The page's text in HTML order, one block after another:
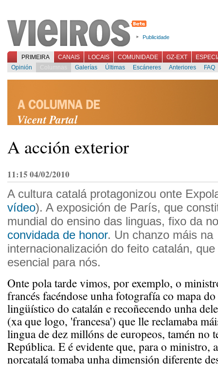
Publicidade
PRIMEIRA CANAIS LOCAIS COMUNIDADE GZ-EXT
Opinión
Columnas Galerías Últimas Escáneres Anteriores FAQ
Vicent Partal
A acción exterior
11:15 04/02/2010
A cultura catalá protagonizou onte
vídeo). A exposición de París, que
mundial do ensino das linguas, fixo da
convidada de honor. Un chanzo máis na
internacionalización do feito catalán,
esencial para nós.
Onte pola tarde vimos, por exemplo, o
francés facéndose unha fotografía co mapa
lingüístico do catalán e recoñecendo unha
(xa que logo, 'francesa') que lle reclamaba
lingua de dez millóns de europeos, tamén no
República. E é evidente que, para o ministro,
norcatalá tomaba unha dimensión diferente